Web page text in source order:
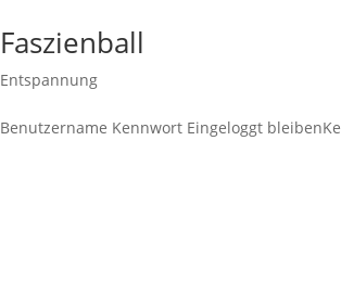
Faszienball
Entspannung
Benutzername Kennwort Eingeloggt